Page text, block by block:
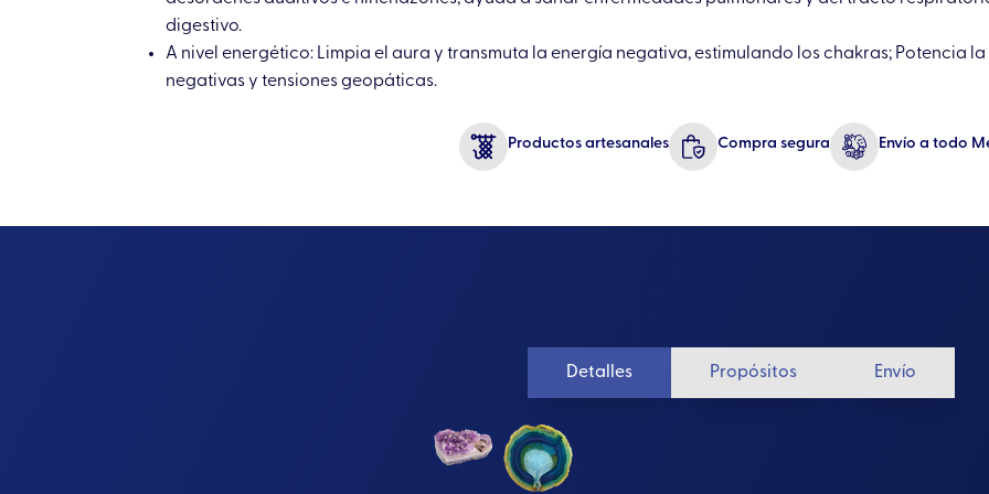
digestivo.
A nivel energético: Limpia el aura y transmuta la energía negativa, estimulando los chakras; Potencia
negativas y tensiones geopáticas.
Productos artesanales Compra segura Envío a todo
Detalles Propósitos Envío